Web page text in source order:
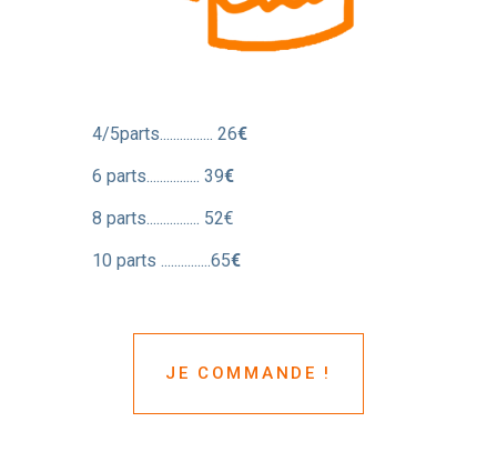
4/5parts................ 26€
6 parts................ 39€
8 parts................ 52€
10 parts ...............65€
JE COMMANDE !